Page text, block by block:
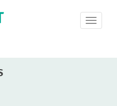
T
o